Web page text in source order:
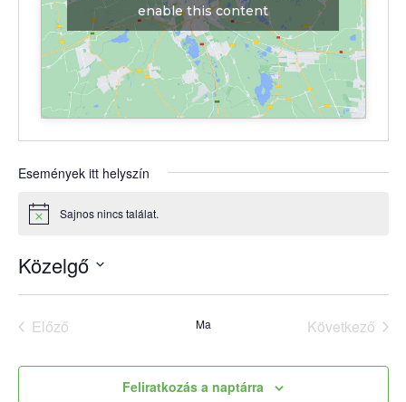
enable this content
Események itt helyszín
Notice Sajnos nincs találat.
Közelgő
Dátum
Előző
Ma
Következő
Feliratkozás a naptárra